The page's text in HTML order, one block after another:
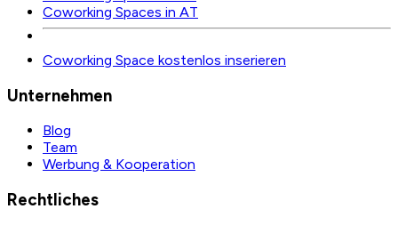
Coworking Spaces in AT
Coworking Space kostenlos inserieren
Unternehmen
Blog
Team
Werbung & Kooperation
Rechtliches